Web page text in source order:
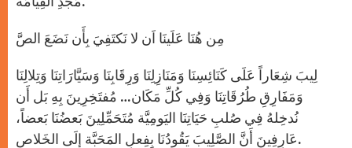
مِن هُنَا عَلَينَا اَن لا نَكتَفِيَ بِأَن نَضَعَ الصَّ
لِيبَ شِعَاراً عَلَى كَنَائِسِنَا وَمَنَازِلِنَا وَرِقَابِنَا وَسَيَّارَاتِنَا وَتِلالِنَا
وَمَفَارِقِ طُرُقَاتِنَا وَفِي كُلِّ مَكَان… مُفتَخِرِينَ بِهِ بَل أَن
نُدخِلهُ فِي صُلبِ حَيَاتِنَا اليَومِيَّة مُتَحَمِّلِينَ بَعضُنَا بَعضاً،
عَارِفِينَ أَنَّ الصَّلِيبَ يَقُودُنَا بِفِعلِ المَحَبَّة إِلَى الخَلاص.